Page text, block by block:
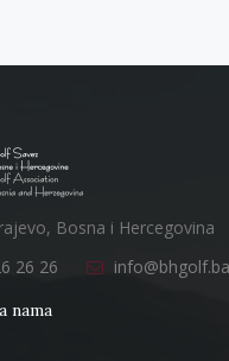
Bosna i Hercegovina
26 26
info@bhgolf.ba
nama